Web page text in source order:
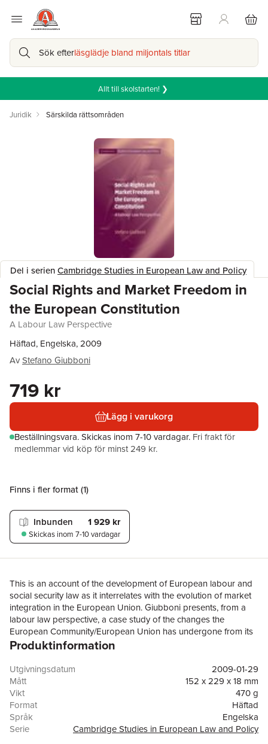
Sök efterläsglädje bland miljontals titlar
Allt till skolstarten! ❯
Juridik Särskilda rättsområden
Del i serienCambridge Studies in European Law and Policy
Social Rights and Market Freedom in
the European Constitution
A Labour Law Perspective
Häftad, Engelska, 2009
AvStefano Giubboni
719 kr
Lägg i varukorg
Beställningsvara.Skickas inom 7-10 vardagar. Fri frakt för
medlemmar vid köp för minst 249 kr.
Finns i fler format (1)
Inbunden 1 929 kr
Skickas inom 7-10 vardagar
This is an account of the development of European labour and
social security law as it interrelates with the evolution of market
integration in the European Union. Giubboni presents, from a
labour law perspective, a case study of the changes the
European Community/European Union has undergone from its
origins to the present day and of the ways these changes have
level. Drawing on the idea of 'embedded liberalism', Giubboni
analyses the infiltration of EC competition and market law into
national systems of labour and social security law and provides
a normative framework for conceptualising the transformation of
regulatory techniques implemented at the EU level. This
important, interdisciplinary contribution to research in EU social
Produktinformation
Utgivningsdatum
2009-01-29
Mått
152 x 229 x 18 mm
Vikt
470 g
Format
Häftad
Språk
Engelska
Serie
Cambridge Studies in European Law and Policy